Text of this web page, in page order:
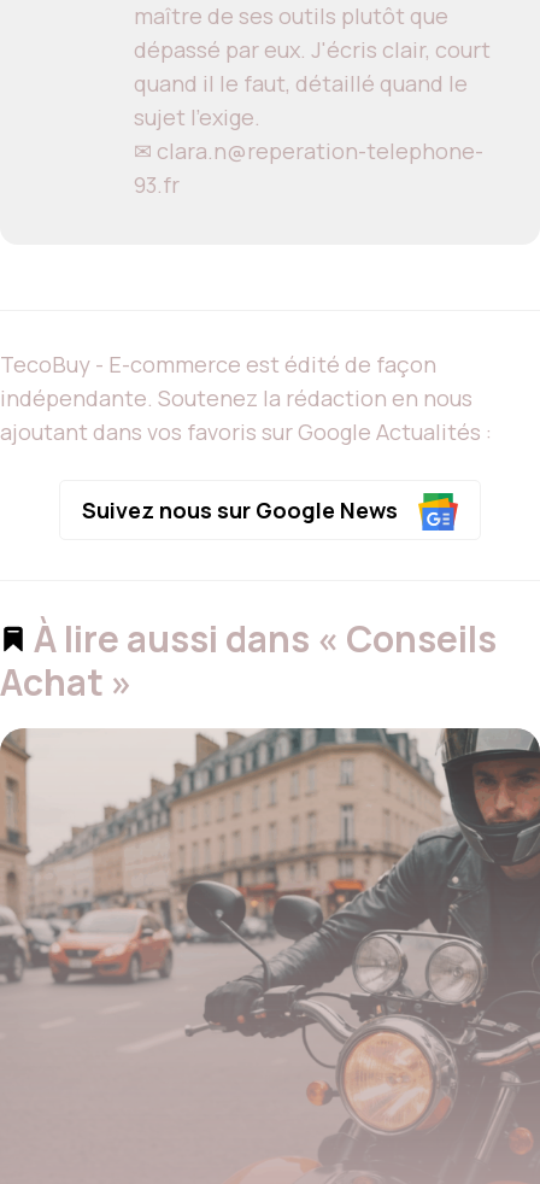
maître de ses outils plutôt que
dépassé par eux. J'écris clair, court
quand il le faut, détaillé quand le
sujet l'exige.
✉ clara.n@reperation-telephone-
93.fr
TecoBuy - E-commerce est édité de façon
indépendante. Soutenez la rédaction en nous
ajoutant dans vos favoris sur Google Actualités :
Suivez nous sur Google News
À lire aussi dans « Conseils
Achat »